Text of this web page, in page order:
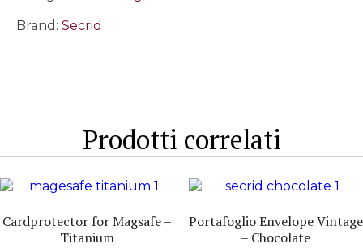
Brand: Secrid
Prodotti correlati
Cardprotector for Magsafe –
Titanium
Portafoglio Envelope Vintage
– Chocolate